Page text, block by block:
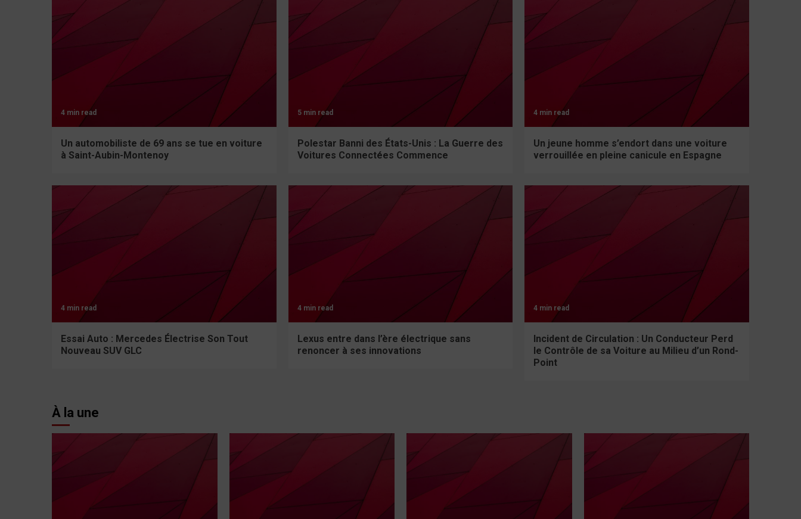
4 min read
Un automobiliste de 69 ans se tue en voiture
à Saint-Aubin-Montenoy
5 min read
Polestar Banni des États-Unis : La Guerre des
Voitures Connectées Commence
4 min read
Un jeune homme s’endort dans une voiture
verrouillée en pleine canicule en Espagne
4 min read
Essai Auto : Mercedes Électrise Son Tout
Nouveau SUV GLC
4 min read
Lexus entre dans l’ère électrique sans
renoncer à ses innovations
4 min read
Incident de Circulation : Un Conducteur Perd
le Contrôle de sa Voiture au Milieu d’un Rond-
Point
À la une